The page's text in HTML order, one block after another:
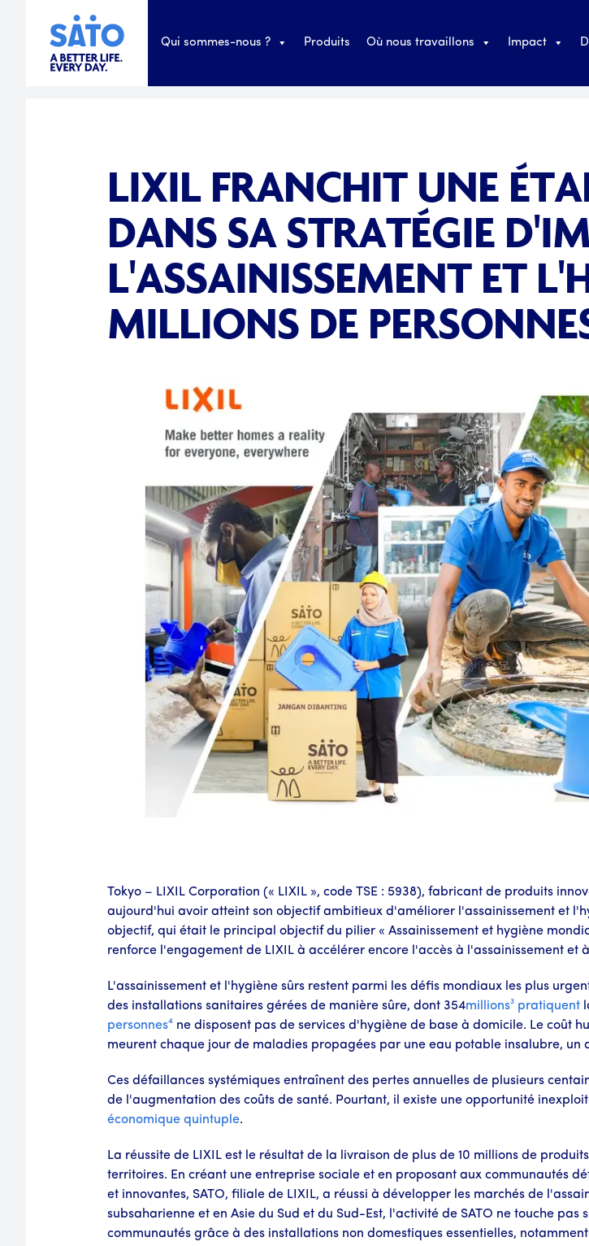
Qui sommes-nous ? Produits Où nous travaillons Impact
LIXIL FRANCHIT UNE
DANS SA STRATÉGIE
L'ASSAINISSEMENT ET
MILLIONS DE
Tokyo – LIXIL Corporation (« LIXIL », code TSE : 5938), fabricant de produits
aujourd'hui avoir atteint son objectif ambitieux d'améliorer l'assainissement et
objectif, qui était le principal objectif du pilier « Assainissement et hygiène
renforce l'engagement de LIXIL à accélérer encore l'accès à l'assainissement et
L'assainissement et l'hygiène sûrs restent parmi les défis mondiaux les plus
des installations sanitaires gérées de manière sûre, dont 354millions³ pratiquent
personnes⁴ ne disposent pas de services d'hygiène de base à domicile. Le coût
meurent chaque jour de maladies propagées par une eau potable insalubre, un
Ces défaillances systémiques entraînent des pertes annuelles de plusieurs
de l'augmentation des coûts de santé. Pourtant, il existe une opportunité
économique quintuple.
La réussite de LIXIL est le résultat de la livraison de plus de 10 millions de produits
territoires. En créant une entreprise sociale et en proposant aux communautés
et innovantes, SATO, filiale de LIXIL, a réussi à développer les marchés de
subsaharienne et en Asie du Sud et du Sud-Est, l'activité de SATO ne touche
communautés grâce à des installations non domestiques essentielles,